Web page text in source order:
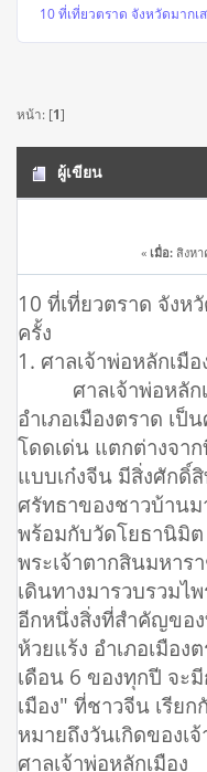
10 ที่เที่ยวตราด จังหวัดมากเ
หน้า: [1]
ผู้เขียน
เสน่ห์ที่ต้องไปเยือนสักครั้ง
« เมื่อ: สิงหา
10 ที่เที่ยวตราด จังห
ครั้ง
1. ศาลเจ้าพ่อหลักเมือ
ศาลเจ้าพ่อหลักเ
อำเภอเมืองตราด เ
โดดเด่น แตกต่างจา
แบบเก๋งจีน มีสิ่งศักดิ์
ศรัทธาของชาวบ้าน
พร้อมกับวัดโยธานิมิต
พระเจ้าตากสินมหาร
เดินทางมารวบรวมไ
อีกหนึ่งสิ่งที่สำคัญขอ
ห้วยแร้ง อำเภอเมือ
เดือน 6 ของทุกปี จะ
เมือง" ที่ชาวจีน เรีย
หมายถึงวันเกิดของเ
ศาลเจ้าพ่อหลักเมือง